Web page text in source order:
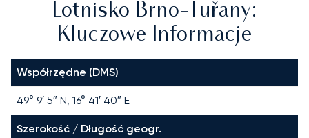
Lotnisko Brno-Tuřany:
Kluczowe Informacje
Współrzędne (DMS)
49° 9′ 5″ N, 16° 41′ 40″ E
Szerokość / Długość geogr.